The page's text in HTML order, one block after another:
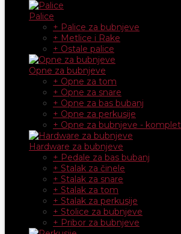
Palice
+ Palice za bubnjeve
+ Metlice i Rake
+ Ostale palice
Opne za bubnjeve
+ Opne za tom
+ Opne za snare
+ Opne za bas bubanj
+ Opne za perkusije
+ Opne za bubnjeve - komplet
Hardware za bubnjeve
+ Pedale za bas bubanj
+ Stalak za činele
+ Stalak za snare
+ Stalak za tom
+ Stalak za perkusije
+ Stolice za bubnjeve
+ Pribor za bubnjeve